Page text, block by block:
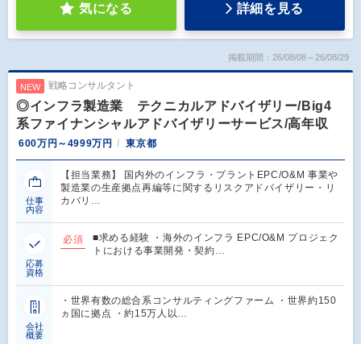
気になる 詳細を見る
掲載期間：26/08/08～26/08/29
NEW 戦略コンサルタント
◎インフラ製造業 テクニカルアドバイザリー/Big4
系ファイナンシャルアドバイザリーサービス/高年収
600万円～4999万円 東京都
仕事
内容
【担当業務】 国内外のインフラ・プラントEPC/O&M 事業や
製造業の生産拠点再編等に関するリスクアドバイザリー・リ
カバリ…
応募
資格
必須
■求める経験 ・海外のインフラ EPC/O&M プロジェク
トにおける事業開発・契約…
会社
概要
・世界有数の総合系コンサルティングファーム ・世界約150
ヵ国に拠点 ・約15万人以…